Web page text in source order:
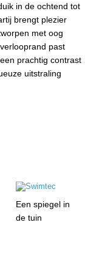
in de ochtend tot
brengt plezier
met oog
past
prachtig contrast
uitstraling
Een spiegel in
de tuin